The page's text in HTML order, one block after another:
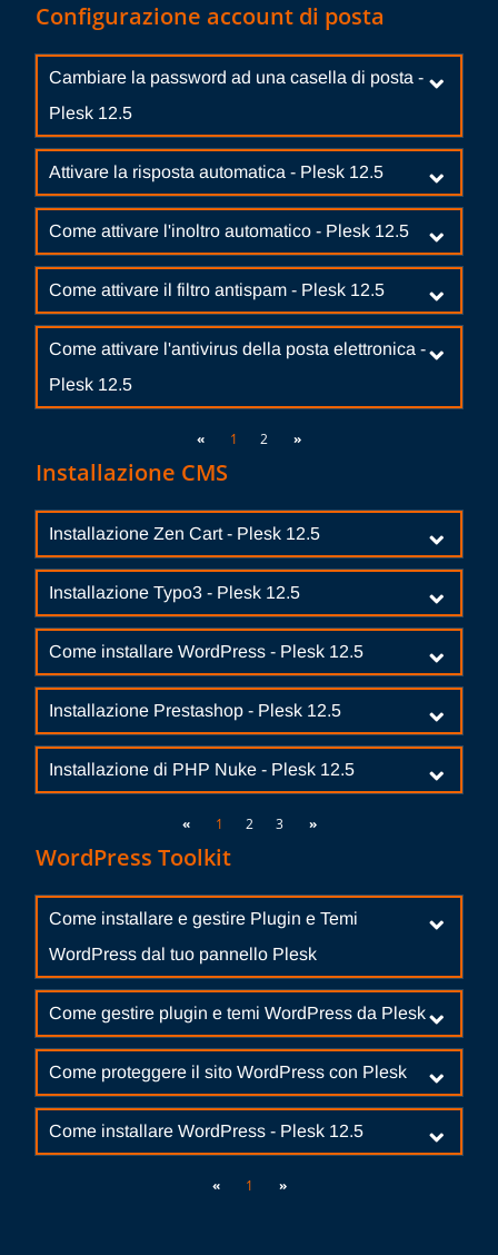
Configurazione account di posta
Cambiare la password ad una casella di posta -
Plesk 12.5
Attivare la risposta automatica - Plesk 12.5
Come attivare l'inoltro automatico - Plesk 12.5
Come attivare il filtro antispam - Plesk 12.5
Come attivare l'antivirus della posta elettronica -
Plesk 12.5
« 1 2 »
Installazione CMS
Installazione Zen Cart - Plesk 12.5
Installazione Typo3 - Plesk 12.5
Come installare WordPress - Plesk 12.5
Installazione Prestashop - Plesk 12.5
Installazione di PHP Nuke - Plesk 12.5
« 1 2 3 »
WordPress Toolkit
Come installare e gestire Plugin e Temi
WordPress dal tuo pannello Plesk
Come gestire plugin e temi WordPress da Plesk
Come proteggere il sito WordPress con Plesk
Come installare WordPress - Plesk 12.5
« 1 »